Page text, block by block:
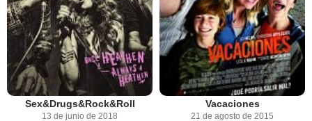
Sex&Drugs&Rock&Roll
13 de junio de 2018
Vacaciones
21 de agosto de 2015